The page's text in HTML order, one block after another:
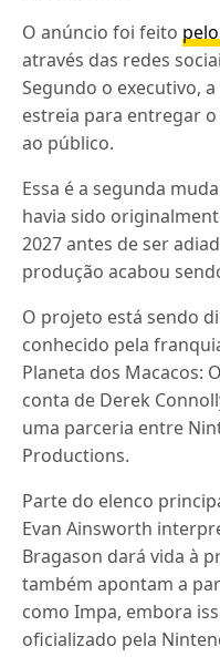
O anúncio foi feito
através das redes
Segundo o executivo,
estreia para entregar
ao público.
Essa é a segunda
havia sido
2027 antes de ser
produção acabou
O projeto está sendo
conhecido pela
Planeta dos Macacos:
conta de Derek
uma parceria entre
Productions.
Parte do elenco
Evan Ainsworth
Bragason dará vida à
também apontam a
como Impa, embora
oficializado pela